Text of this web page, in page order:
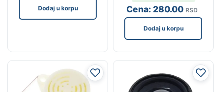
Dodaj u korpu Cena: 280.00 RSD
Dodaj u korpu